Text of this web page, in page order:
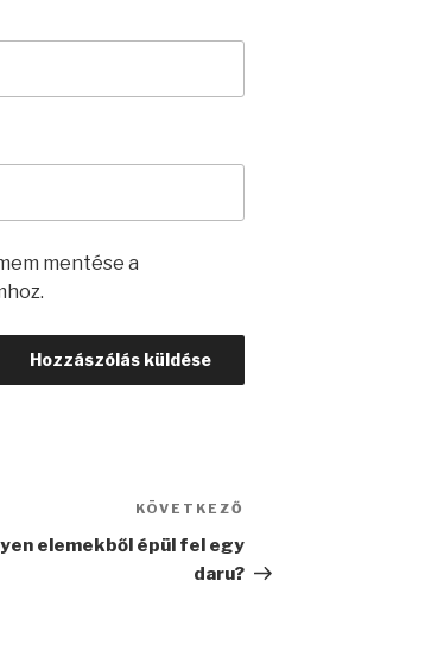
mentése a
bejegyzés
KÖVETKEZŐ
elemekből épül fel egy
daru?